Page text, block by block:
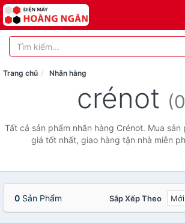
Trang chủ Nhãn hàng
crénot
Tất cả sản phẩm nhãn hàng Crénot. Mua sản
giá tốt nhất, giao hàng tận nhà miễn
0 Sản Phẩm Sắp Xếp Theo